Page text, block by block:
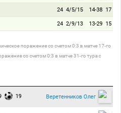
24 4/5/15 14-38 17
24 2/9/13 13-29 15
поражение со счетом 0:3 в матче 17-го
со счетом 0:3 в матче 31-го тура с
19 Веретенников Олег